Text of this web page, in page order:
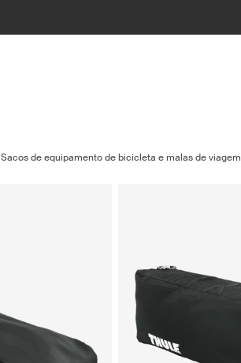
Sacos de equipamento de bicicleta e malas de viagem